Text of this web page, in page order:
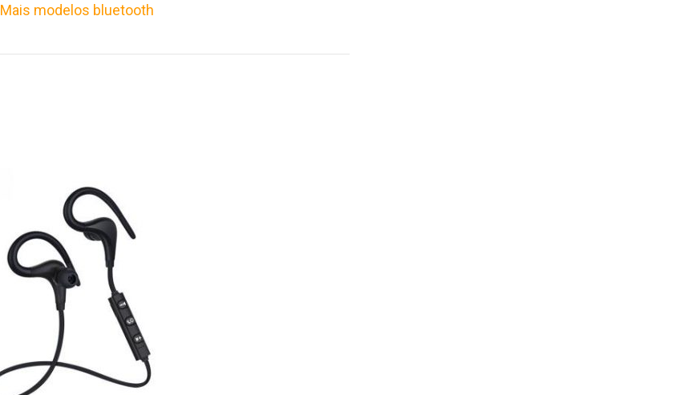
Mais modelos bluetooth